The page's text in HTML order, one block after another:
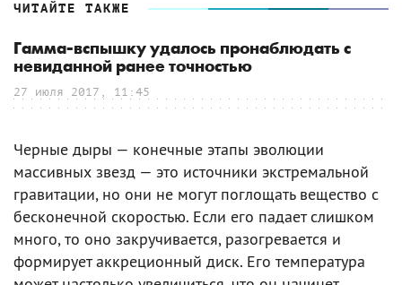
ЧИТАЙТЕ ТАКЖЕ
Гамма-вспышку удалось пронаблюдать с
невиданной ранее точностью
27 июля 2017, 11:45
Черные дыры — конечные этапы эволюции
массивных звезд — это источники экстремальной
гравитации, но они не могут поглощать вещество с
бесконечной скоростью. Если его падает слишком
много, то оно закручивается, разогревается и
формирует аккреционный диск. Его температура